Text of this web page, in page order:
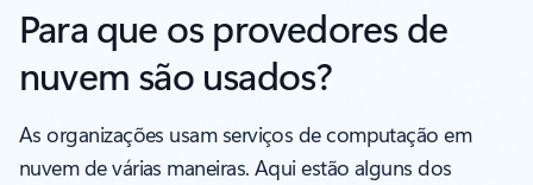
Para que os provedores de
nuvem são usados?
As organizações usam serviços de computação em
nuvem de várias maneiras. Aqui estão alguns dos